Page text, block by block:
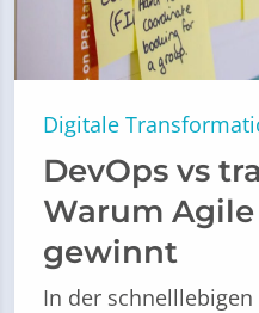
Digitale
DevOps vs
Warum
gewinnt
In der